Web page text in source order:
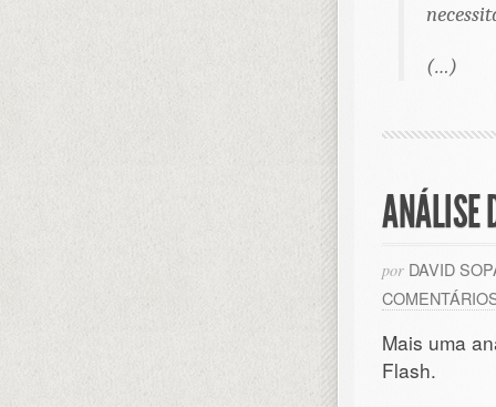
(…)
ANÁLISE
por DAVID
Mais uma
Flash.